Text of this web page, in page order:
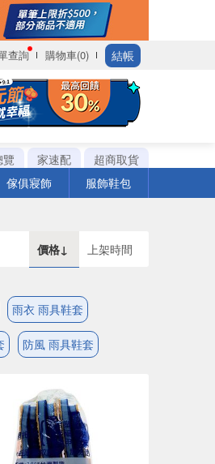
查詢 購物車(0) 結帳
家速配
超商取貨
傢俱寢飾 服飾鞋包
價格↓ 上架時間
雨衣 雨具鞋套
防風 雨具鞋套